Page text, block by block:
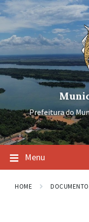
Ir
para
conteúdo
Pular
para
navegação
principal
Pular
para
rodapé
Prefeitura do
Menu
HOME